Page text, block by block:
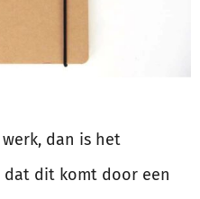
dan is het
dat dit komt door een